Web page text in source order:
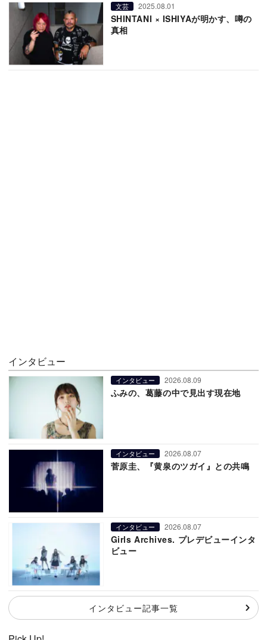
文芸 2025.08.01
SHINTANI × ISHIYAが明かす、噂の
真相
インタビュー
インタビュー 2026.08.09
ふみの、葛藤の中で見出す現在地
インタビュー 2026.08.07
菅原圭、『黄泉のツガイ』との共鳴
インタビュー 2026.08.07
Girls Archives. プレデビューインタ
ビュー
インタビュー記事一覧